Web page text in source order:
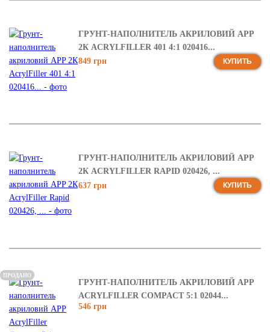
ГРУНТ-НАПОЛНИТЕЛЬ АКРИЛОВИЙ APP
2К ACRYLFILLER 401 4:1 020416...
849 грн
КУПИТЬ
ГРУНТ-НАПОЛНИТЕЛЬ АКРИЛОВИЙ APP
2К ACRYLFILLER RAPID 020426, ...
637 грн
КУПИТЬ
ГРУНТ-НАПОЛНИТЕЛЬ АКРИЛОВИЙ APP
ACRYLFILLER COMPACT 5:1 02044...
546 грн
ПРОДАНО